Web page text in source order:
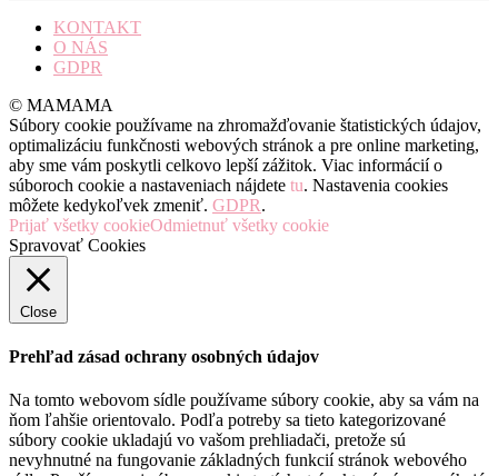
KONTAKT
O NÁS
GDPR
© MAMAMA
Súbory cookie používame na zhromažďovanie štatistických údajov,
optimalizáciu funkčnosti webových stránok a pre online marketing,
aby sme vám poskytli celkovo lepší zážitok. Viac informácií o
súboroch cookie a nastaveniach nájdete tu. Nastavenia cookies
môžete kedykoľvek zmeniť. GDPR.
Prijať všetky cookieOdmietnuť všetky cookie
Spravovať Cookies
Close
Prehľad zásad ochrany osobných údajov
Na tomto webovom sídle používame súbory cookie, aby sa vám na
ňom ľahšie orientovalo. Podľa potreby sa tieto kategorizované
súbory cookie ukladajú vo vašom prehliadači, pretože sú
nevyhnutné na fungovanie základných funkcií stránok webového